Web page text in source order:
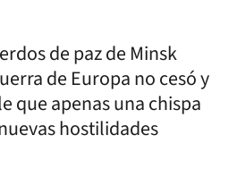
de paz de Minsk
de Europa no cesó y
que apenas una chispa
hostilidades